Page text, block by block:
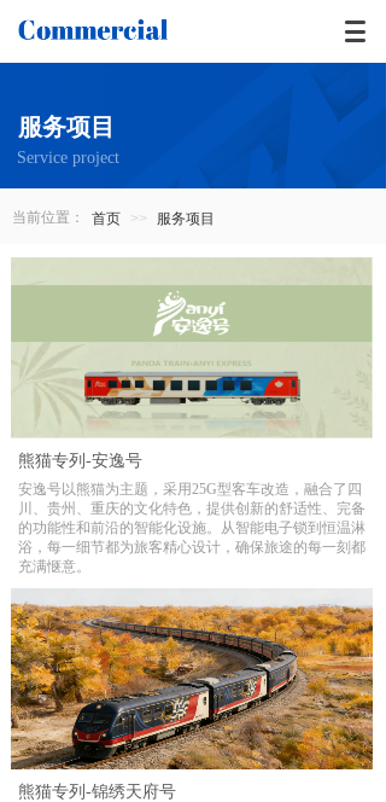
Service project
服务项目
当前位置： 首页 >> 服务项目
熊猫专列-安逸号
安逸号以熊猫为主题，采用25G型客车改造，融合了四
川、贵州、重庆的文化特色，提供创新的舒适性、完备
的功能性和前沿的智能化设施。从智能电子锁到恒温淋
浴，每一细节都为旅客精心设计，确保旅途的每一刻都
充满惬意。
熊猫专列-锦绣天府号